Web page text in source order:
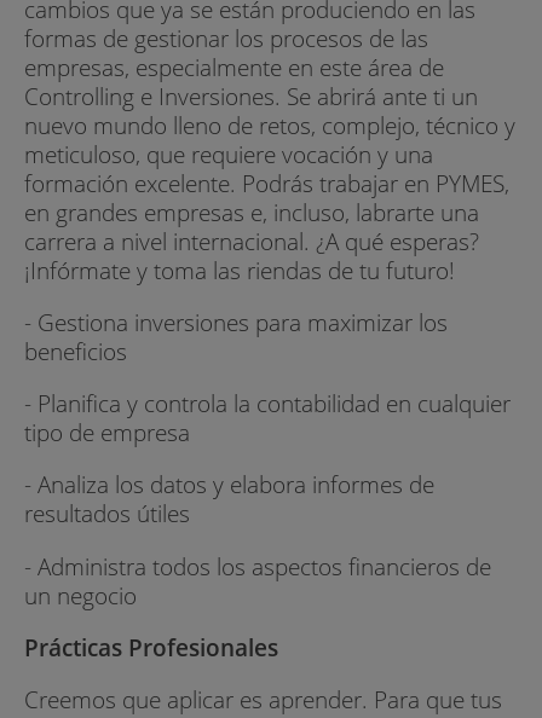
cambios que ya se están produciendo en las
formas de gestionar los procesos de las
empresas, especialmente en este área de
Controlling e Inversiones. Se abrirá ante ti un
nuevo mundo lleno de retos, complejo, técnico y
meticuloso, que requiere vocación y una
formación excelente. Podrás trabajar en PYMES,
en grandes empresas e, incluso, labrarte una
carrera a nivel internacional. ¿A qué esperas?
¡Infórmate y toma las riendas de tu futuro!
- Gestiona inversiones para maximizar los
beneficios
- Planifica y controla la contabilidad en cualquier
tipo de empresa
- Analiza los datos y elabora informes de
resultados útiles
- Administra todos los aspectos financieros de
un negocio
Prácticas Profesionales
Creemos que aplicar es aprender. Para que tus